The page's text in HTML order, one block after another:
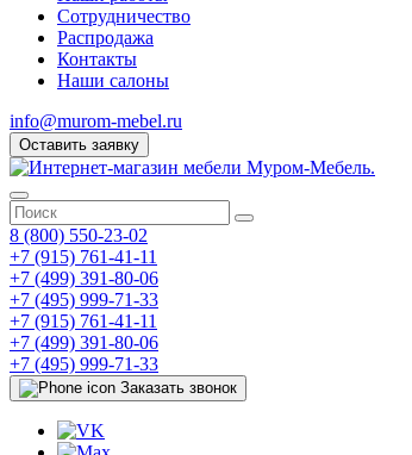
Сотрудничество
Распродажа
Контакты
Наши салоны
info@murom-mebel.ru
Оставить заявку
8 (800) 550-23-02
+7 (915) 761-41-11
+7 (499) 391-80-06
+7 (495) 999-71-33
+7 (915) 761-41-11
+7 (499) 391-80-06
+7 (495) 999-71-33
Заказать звонок